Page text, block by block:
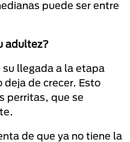
puede ser entre
adultez?
llegada a la etapa
de crecer. Esto
perritas, que se
de que ya no tiene la